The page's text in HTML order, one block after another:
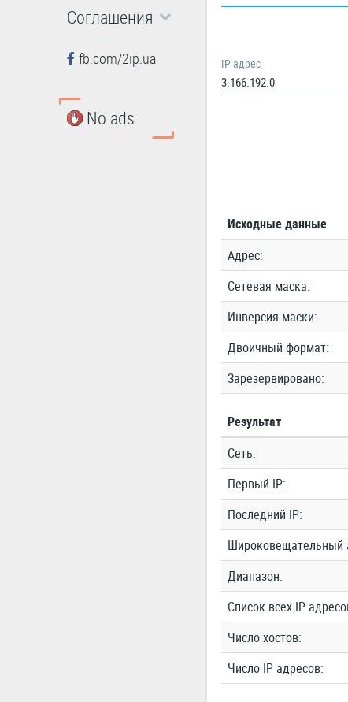
Соглашения
fb.com/2ip.ua
No ads
IP адрес
Исходные данные
Адрес:
Сетевая маска:
Инверсия маски:
Двоичный формат:
Зарезервировано:
Результат
Сеть:
Первый IP:
Последний IP:
Широковещательный
Диапазон:
Список всех IP
Число хостов:
Число IP адресов: